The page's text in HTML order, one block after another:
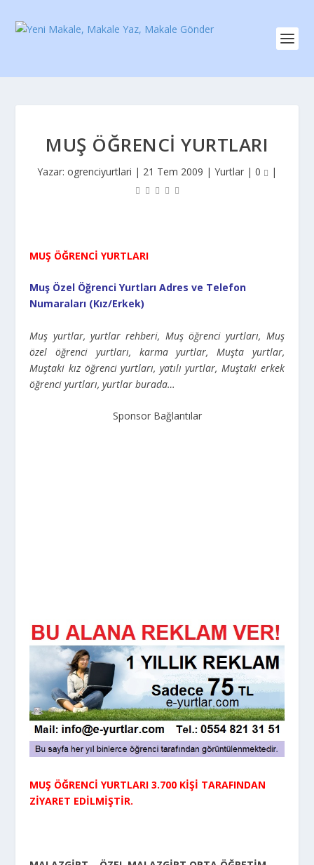
MUŞ ÖĞRENCI YURTLARI
Yazar: ogrenciyurtlari | 21 Tem 2009 | Yurtlar | 0 |
MUŞ ÖĞRENCİ YURTLARI
Muş Özel Öğrenci Yurtları Adres ve Telefon
Numaraları (Kız/Erkek)
Muş yurtlar, yurtlar rehberi, Muş öğrenci yurtları, Muş
özel öğrenci yurtları, karma yurtlar, Muşta yurtlar,
Muştaki kız öğrenci yurtları, yatılı yurtlar, Muştaki erkek
öğrenci yurtları, yurtlar burada…
Sponsor Bağlantılar
MUŞ ÖĞRENCİ YURTLARI 3.700 KİŞİ TARAFINDAN
ZİYARET EDİLMİŞTİR.